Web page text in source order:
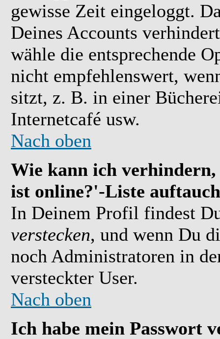
gewisse Zeit eingeloggt.
Deines Accounts
wähle die entsprechende
nicht empfehlenswert,
sitzt, z. B. in einer
Internetcafé usw.
Nach oben
Wie kann ich
ist online?'-Liste
In Deinem Profil findest
verstecken, und wenn Du
noch Administratoren in
versteckter User.
Nach oben
Ich habe mein Passwort